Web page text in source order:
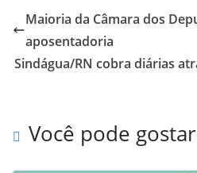
Maioria da Câmara dos
aposentadoria
Sindágua/RN cobra diárias
Você pode